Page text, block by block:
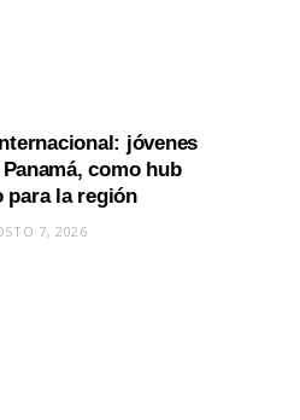
jóvenes
como hub
para la región
7, 2026